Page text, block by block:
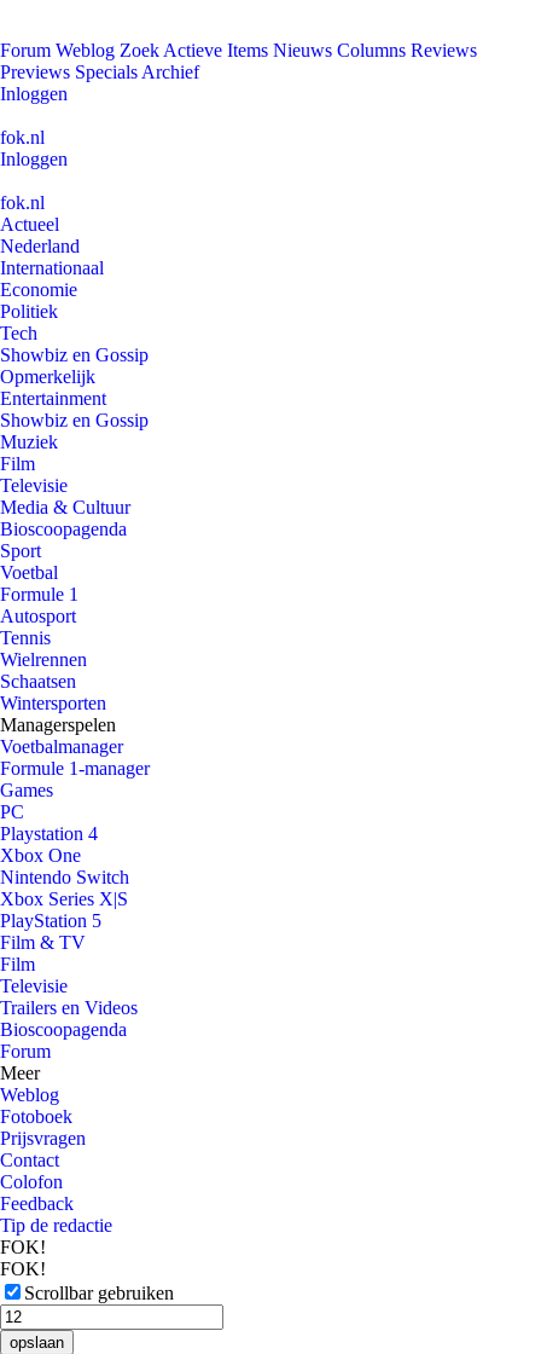
Forum Weblog Zoek Actieve Items Nieuws Columns Reviews
Previews Specials Archief
Inloggen
fok.nl
Inloggen
fok.nl
Actueel
Nederland
Internationaal
Economie
Politiek
Tech
Showbiz en Gossip
Opmerkelijk
Entertainment
Showbiz en Gossip
Muziek
Film
Televisie
Media & Cultuur
Bioscoopagenda
Sport
Voetbal
Formule 1
Autosport
Tennis
Wielrennen
Schaatsen
Wintersporten
Managerspelen
Voetbalmanager
Formule 1-manager
Games
PC
Playstation 4
Xbox One
Nintendo Switch
Xbox Series X|S
PlayStation 5
Film & TV
Film
Televisie
Trailers en Videos
Bioscoopagenda
Forum
Meer
Weblog
Fotoboek
Prijsvragen
Contact
Colofon
Feedback
Tip de redactie
FOK!
FOK!
Scrollbar gebruiken
opslaan